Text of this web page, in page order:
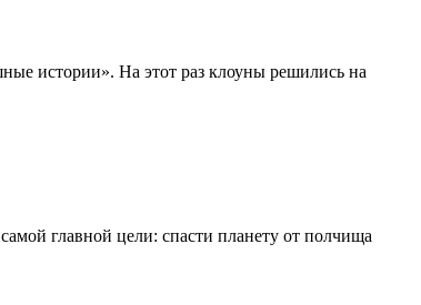
истории». На этот раз клоуны решились на
главной цели: спасти планету от полчища